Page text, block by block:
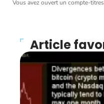
Vous avez ouvert un compte-
Article